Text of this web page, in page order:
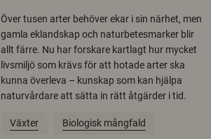
Över tusen arter behöver ekar i sin närhet, men
gamla eklandskap och naturbetesmarker blir
allt färre. Nu har forskare kartlagt hur mycket
livsmiljö som krävs för att hotade arter ska
kunna överleva – kunskap som kan hjälpa
naturvårdare att sätta in rätt åtgärder i tid.
Växter Biologisk mångfald